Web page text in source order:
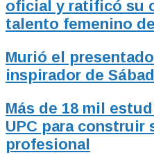
oficial y ratificó su
talento femenino
Murió el
inspirador de
Más de 18 mil
UPC para construir
profesional